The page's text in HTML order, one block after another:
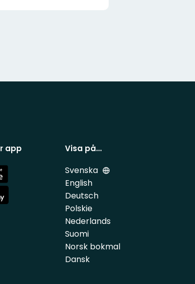
app Visa på…
Svenska
English
Deutsch
Polskie
Nederlands
Suomi
Norsk bokmal
Dansk